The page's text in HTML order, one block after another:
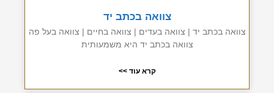
צוואה בכתב יד
צוואה בכתב יד | צוואה בעדים | צוואה בחיים | צוואה בעל פה
צוואה בכתב יד היא משמעותית
קרא עוד >>